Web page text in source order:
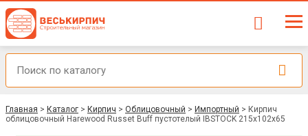
Главная > Каталог > Кирпич > Облицовочный > Импортный > Кирпич
облицовочный Harewood Russet Buff пустотелый IBSTOCK 215x102x65